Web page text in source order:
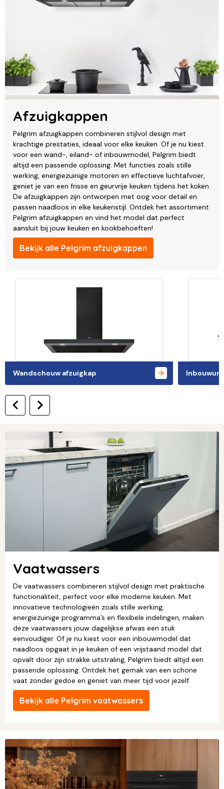
Afzuigkappen
Pelgrim afzuigkappen combineren stijlvol design met
krachtige prestaties, ideaal voor elke keuken. Of je nu kiest
voor een wand-, eiland- of inbouwmodel, Pelgrim biedt
altijd een passende oplossing. Met functies zoals stille
werking, energiezuinige motoren en effectieve luchtafvoer,
geniet je van een frisse en geurvrije keuken tijdens het koken.
De afzuigkappen zijn ontworpen met oog voor detail en
passen naadloos in elke keukenstijl. Ontdek het assortiment
Pelgrim afzuigkappen en vind het model dat perfect
aansluit bij jouw keuken en kookbehoeften!
Bekijk alle Pelgrim afzuigkappen
Wandschouw afzuigkap
Vaatwassers
De vaatwassers combineren stijlvol design met praktische
functionaliteit, perfect voor elke moderne keuken. Met
innovatieve technologieën zoals stille werking,
energiezuinige programma’s en flexibele indelingen, maken
deze vaatwassers jouw dagelijkse afwas een stuk
eenvoudiger. Of je nu kiest voor een inbouwmodel dat
naadloos opgaat in je keuken of een vrijstaand model dat
opvalt door zijn strakke uitstraling, Pelgrim biedt altijd een
passende oplossing. Ontdek het gemak van een schone
vaat zonder gedoe en geniet van meer tijd voor jezelf.
Bekijk alle Pelgrim vaatwassers